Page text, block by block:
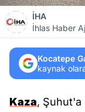
İHA
İhlas Haber
Kocatepe
kaynak
Kaza, Şuhut'a